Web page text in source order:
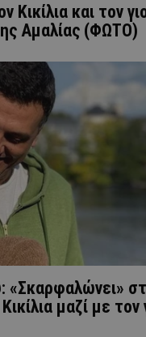
και τον
Αμαλίας (ΦΩΤΟ)
«Σκαρφαλώνει»
μαζί με τον